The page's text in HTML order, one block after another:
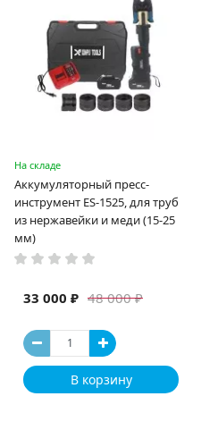
На складе
Аккумуляторный пресс-
инструмент ES-1525, для труб
из нержавейки и меди (15-25
мм)
48 000 ₽
33 000 ₽
В корзину